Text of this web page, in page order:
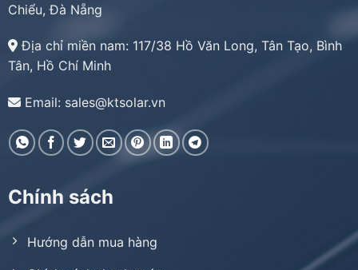
Chiểu, Đà Nẵng
Địa chỉ miền nam: 117/38 Hồ Văn Long, Tân Tạo, Bình
Tân, Hồ Chí Minh
Email: sales@ktsolar.vn
Chính sách
Hướng dẫn mua hàng